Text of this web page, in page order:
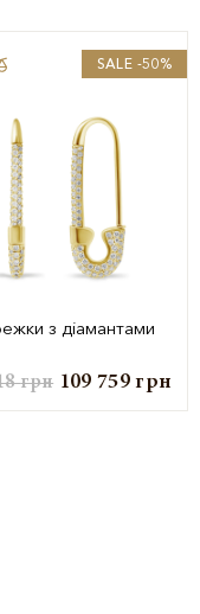
SALE -50%
з діамантами
грн 109 759грн